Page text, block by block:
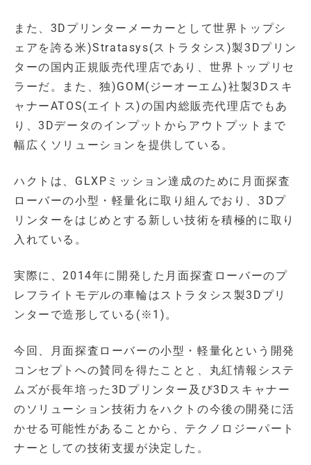
また、3Dプリンターメーカーとして世界トップシ
ェアを誇る米)Stratasys(ストラタシス)製3Dプリン
ターの国内正規販売代理店であり、世界トップリセ
ラーだ。また、独)GOM(ジーオーエム)社製3Dスキ
ャナーATOS(エイトス)の国内総販売代理店でもあ
り、3Dデータのインプットからアウトプットまで
幅広くソリューションを提供している。
ハクトは、GLXPミッション達成のために月面探査
ローバーの小型・軽量化に取り組んでおり、3Dプ
リンターをはじめとする新しい技術を積極的に取り
入れている。
実際に、2014年に開発した月面探査ローバーのプ
レフライトモデルの車輪はストラタシス製3Dプリ
ンターで造形している(※1)。
今回、月面探査ローバーの小型・軽量化という開発
コンセプトへの賛同を得たことと、丸紅情報システ
ムズが長年培った3Dプリンター及び3Dスキャナー
のソリューション技術力をハクトの今後の開発に活
かせる可能性があることから、テクノロジーパート
ナーとしての技術支援が決定した。